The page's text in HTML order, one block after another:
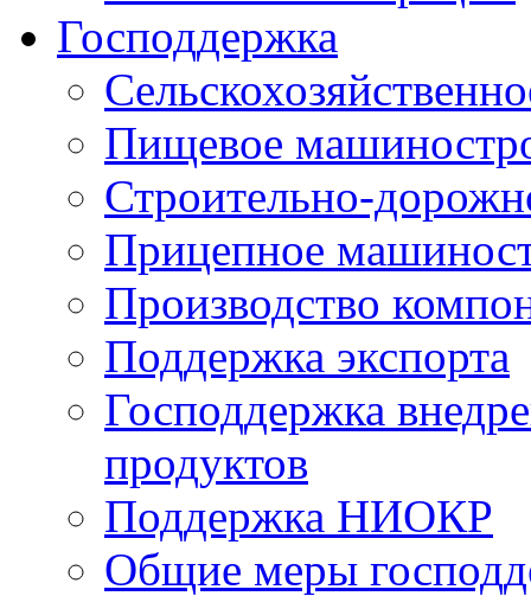
Господдержка
Пищевое
Строительно-
Прицепное
Производство
Поддержка экспорта
Господдержка
продуктов
Поддержка НИОКР
Общие меры